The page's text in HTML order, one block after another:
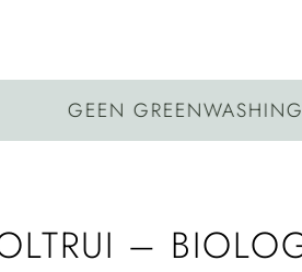
GREENWASHING◦EIGEN
–